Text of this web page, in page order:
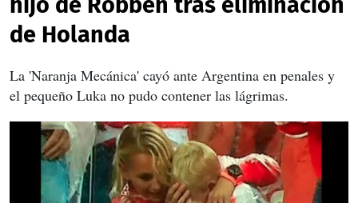
de Holanda
La 'Naranja Mecánica' cayó ante Argentina en penales y
el pequeño Luka no pudo contener las lágrimas.